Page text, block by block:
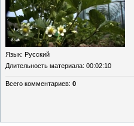
Язык: Русский
Длительность материала: 00:02:10
Всего комментариев: 0